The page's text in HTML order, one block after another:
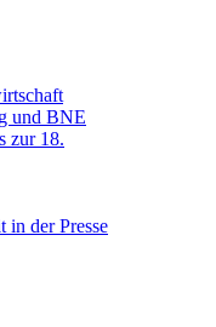
und BNE
zur 18.
in der Presse